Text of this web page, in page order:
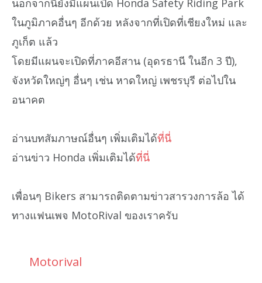
ในภูมิภาคอื่นๆ อีกด้วย หลังจากที่เปิดที่เชียงใหม่ และ
ภูเก็ต แล้ว
โดยมีแผนจะเปิดที่ภาคอีสาน (อุดรธานี ในอีก 3 ปี),
จังหวัดใหญ่ๆ อื่นๆ เช่น หาดใหญ่ เพชรบุรี ต่อไปใน
อนาคต
อ่านบทสัมภาษณ์อื่นๆ เพิ่มเติมได้ที่นี่
อ่านข่าว Honda เพิ่มเติมได้ที่นี่
เพื่อนๆ Bikers สามารถติดตามข่าวสารวงการล้อ ได้
ทางแฟนเพจ MotoRival ของเราครับ
Motorival